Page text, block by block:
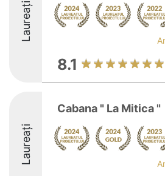
Laureați
8.1
Laureați
Cabana " La Mitica "